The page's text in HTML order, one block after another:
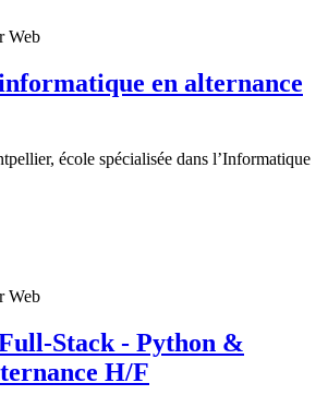
Web
en alternance
école spécialisée dans l’Informatique
Web
Stack - Python &
H/F